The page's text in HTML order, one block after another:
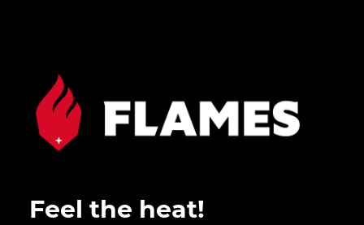
Feel the heat!